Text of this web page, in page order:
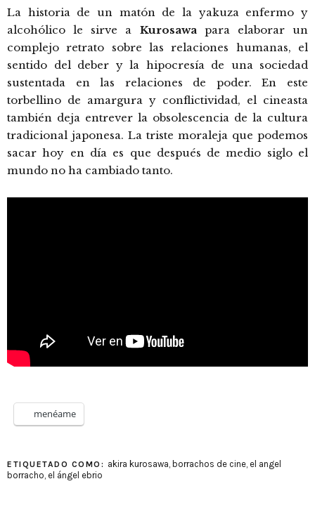
La historia de un matón de la yakuza enfermo y
alcohólico le sirve a Kurosawapara elaborar un
complejo retrato sobre las relaciones humanas, el
sentido del deber y la hipocresía de una sociedad
sustentada en las relaciones de poder. En este
torbellino de amargura y conflictividad, el cineasta
también deja entrever la obsolescencia de la cultura
tradicional japonesa. La triste moraleja que podemos
sacar hoy en día es que después de medio siglo el
mundo no ha cambiado tanto.
menéame
ETIQUETADO COMO: akira kurosawa, borrachos de cine, el angel
borracho, el ángel ebrio